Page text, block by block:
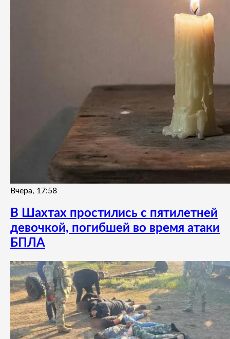
Вчера, 17:58
В Шахтах простились с пятилетней
девочкой, погибшей во время атаки
БПЛА